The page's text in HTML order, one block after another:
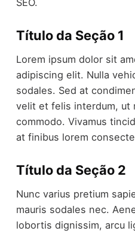
Título da Seção 1
Lorem ipsum dolor sit
adipiscing elit. Nulla
sodales. Sed at
velit et felis interdum, ut
commodo. Vivamus
at finibus lorem
Título da Seção 2
Nunc varius pretium
mauris sodales nec.
lobortis dignissim, arcu